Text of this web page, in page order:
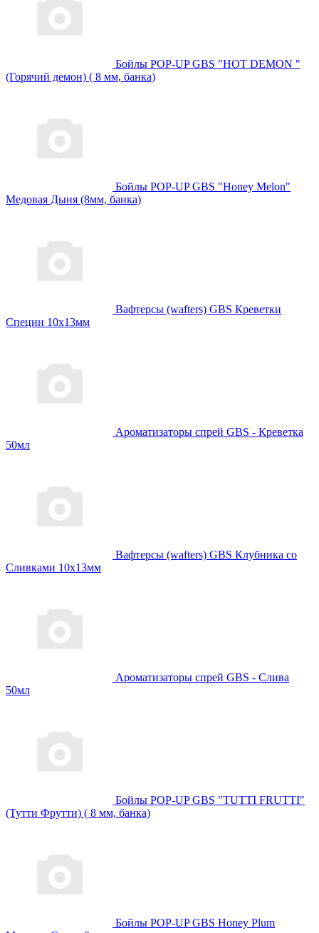
Бойлы POP-UP GBS "HOT DEMON "
(Горячий демон) ( 8 мм, банка)
Бойлы POP-UP GBS "Honey Melon"
Медовая Дыня (8мм, банка)
Вафтерсы (wafters) GBS Креветки
Специи 10x13мм
Ароматизаторы спрей GBS - Креветка
50мл
Вафтерсы (wafters) GBS Клубника со
Сливками 10x13мм
Ароматизаторы спрей GBS - Слива
50мл
Бойлы POP-UP GBS "TUTTI FRUTTI"
(Тутти Фрутти) ( 8 мм, банка)
Бойлы POP-UP GBS Honey Plum